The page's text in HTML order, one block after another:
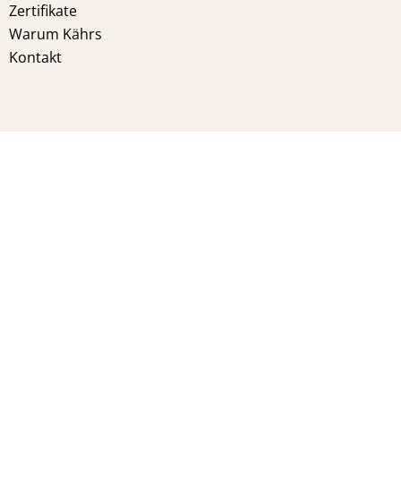
Zertifikate
Warum Kährs
Kontakt